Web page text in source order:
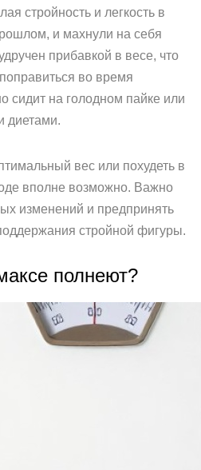
стройность и легкость в
и махнули на себя
прибавкой в весе, что
во время
сидит на голодном пайке или
диетами.
вес или похудеть в
вполне возможно. Важно
изменений и предпринять
стройной фигуры.
полнеют?